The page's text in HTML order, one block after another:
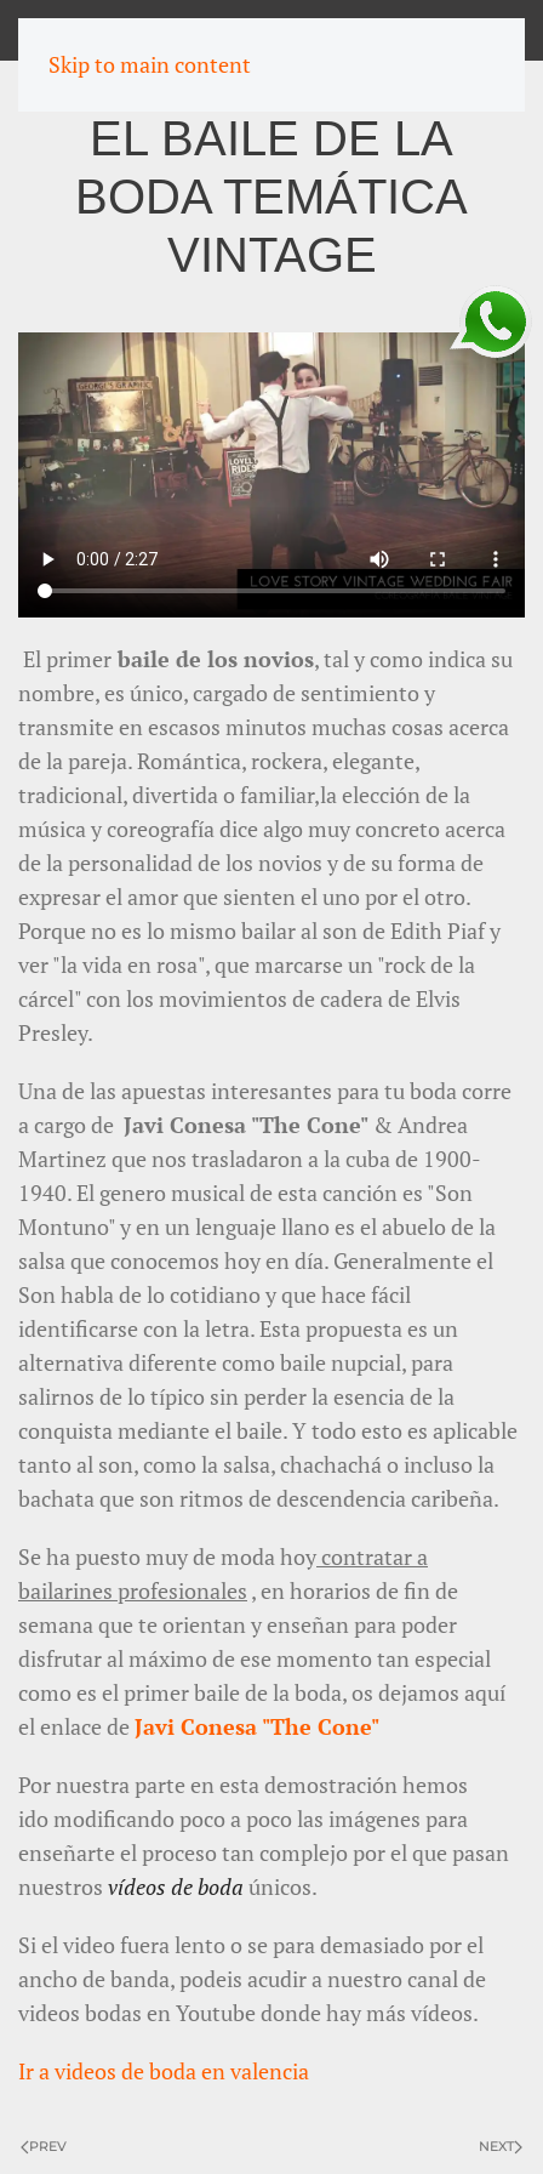
Skip to main content
EL BAILE DE LA
BODA TEMÁTICA
VINTAGE
El primer baile de los novios, tal y como indica su
nombre, es único, cargado de sentimiento y
transmite en escasos minutos muchas cosas acerca
de la pareja. Romántica, rockera, elegante,
tradicional, divertida o familiar,la elección de la
música y coreografía dice algo muy concreto acerca
de la personalidad de los novios y de su forma de
expresar el amor que sienten el uno por el otro.
Porque no es lo mismo bailar al son de Edith Piaf y
ver "la vida en rosa", que marcarse un "rock de la
cárcel" con los movimientos de cadera de Elvis
Presley.
Una de las apuestas interesantes para tu boda corre
a cargo de Javi Conesa "The Cone" & Andrea
Martinez que nos trasladaron a la cuba de 1900-
1940. El genero musical de esta canción es "Son
Montuno" y en un lenguaje llano es el abuelo de la
salsa que conocemos hoy en día. Generalmente el
Son habla de lo cotidiano y que hace fácil
identificarse con la letra. Esta propuesta es un
alternativa diferente como baile nupcial, para
salirnos de lo típico sin perder la esencia de la
conquista mediante el baile. Y todo esto es aplicable
tanto al son, como la salsa, chachachá o incluso la
bachata que son ritmos de descendencia caribeña.
Se ha puesto muy de moda hoycontratar a
bailarines profesionales , en horarios de fin de
semana que te orientan y enseñan para poder
disfrutar al máximo de ese momento tan especial
como es el primer baile de la boda, os dejamos aquí
el enlace de Javi Conesa "The Cone"
Por nuestra parte en esta demostración hemos
ido modificando poco a poco las imágenes para
enseñarte el proceso tan complejo por el que pasan
nuestros vídeos de boda únicos.
Si el video fuera lento o se para demasiado por el
ancho de banda, podeis acudir a nuestro canal de
videos bodas en Youtube donde hay más vídeos.
Ir avideos de boda en valencia
PREV NEXT